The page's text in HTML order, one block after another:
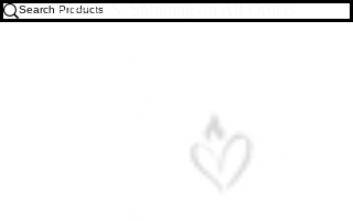
Free U.S. Shipping on All Orders